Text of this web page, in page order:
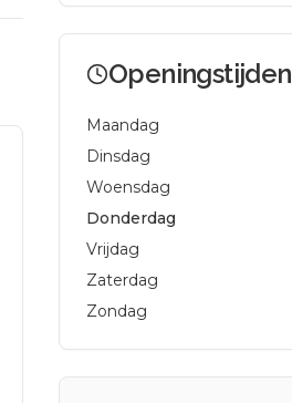
Openingstijden
Maandag
Dinsdag
Woensdag
Donderdag
Vrijdag
Zaterdag
Zondag